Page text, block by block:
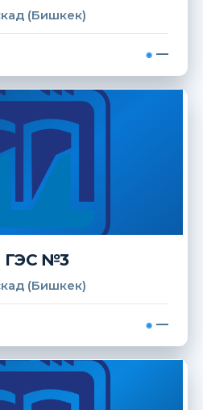
(Бишкек)
—
ГЭС №3
(Бишкек)
—